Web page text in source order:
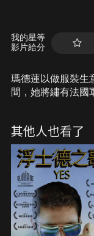
我的星等
影片給分
瑪德蓮以做服裝生
間，她將繡有法國
將在船上暗殺她。
蓮成功的逃脫，德
是生死難料。
其他人也看了